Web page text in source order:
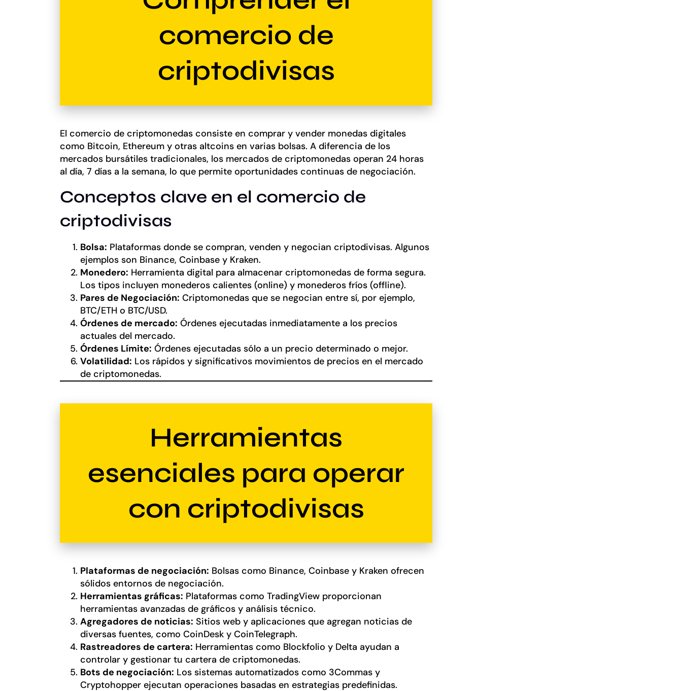
comercio de
criptodivisas
El comercio de criptomonedas consiste en comprar y vender monedas digitales
como Bitcoin, Ethereum y otras altcoins en varias bolsas. A diferencia de los
mercados bursátiles tradicionales, los mercados de criptomonedas operan 24 horas
al día, 7 días a la semana, lo que permite oportunidades continuas de negociación.
Conceptos clave en el comercio de
criptodivisas
Bolsa: Plataformas donde se compran, venden y negocian criptodivisas. Algunos
ejemplos son Binance, Coinbase y Kraken.
Monedero: Herramienta digital para almacenar criptomonedas de forma segura.
Los tipos incluyen monederos calientes (online) y monederos fríos (offline).
Pares de Negociación: Criptomonedas que se negocian entre sí, por ejemplo,
BTC/ETH o BTC/USD.
Órdenes de mercado: Órdenes ejecutadas inmediatamente a los precios
actuales del mercado.
Órdenes Límite: Órdenes ejecutadas sólo a un precio determinado o mejor.
Volatilidad: Los rápidos y significativos movimientos de precios en el mercado
de criptomonedas.
Herramientas
esenciales para operar
con criptodivisas
Plataformas de negociación: Bolsas como Binance, Coinbase y Kraken ofrecen
sólidos entornos de negociación.
Herramientas gráficas: Plataformas como TradingView proporcionan
herramientas avanzadas de gráficos y análisis técnico.
Agregadores de noticias: Sitios web y aplicaciones que agregan noticias de
diversas fuentes, como CoinDesk y CoinTelegraph.
Rastreadores de cartera: Herramientas como Blockfolio y Delta ayudan a
controlar y gestionar tu cartera de criptomonedas.
Bots de negociación: Los sistemas automatizados como 3Commas y
Cryptohopper ejecutan operaciones basadas en estrategias predefinidas.